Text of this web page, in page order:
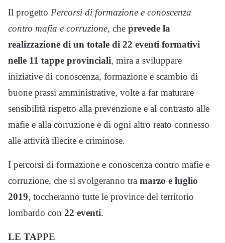
Il progetto Percorsi di formazione e conoscenza
contro mafia e corruzione, che prevede la
realizzazione di un totale di 22 eventi formativi
nelle 11 tappe provinciali, mira a sviluppare
iniziative di conoscenza, formazione e scambio di
buone prassi amministrative, volte a far maturare
sensibilità rispetto alla prevenzione e al contrasto alle
mafie e alla corruzione e di ogni altro reato connesso
alle attività illecite e criminose.
I percorsi di formazione e conoscenza contro mafie e
corruzione, che si svolgeranno tra marzo e luglio
2019, toccheranno tutte le province del territorio
lombardo con 22 eventi.
LE TAPPE